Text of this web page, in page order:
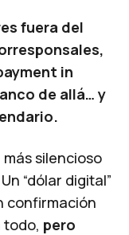
fuera del
in
de allá… y
silencioso
Un “dólar digital”
confirmación
todo, pero